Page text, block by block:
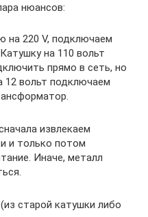
нюансов:
на 220 V, подключаем
на 110 вольт
прямо в сеть, но
12 вольт подключаем
извлекаем
и только потом
Иначе, металл
старой катушки либо